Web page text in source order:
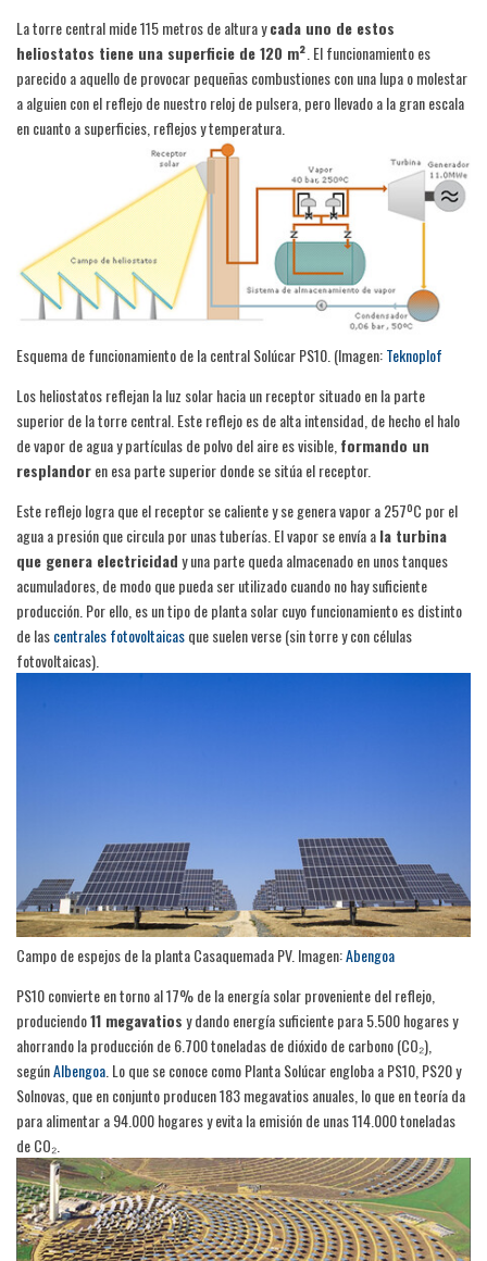
La torre central mide 115 metros de altura ycada uno de estos
heliostatos tiene una superficie de 120 m² . El funcionamiento es
parecido a aquello de provocar pequeñas combustiones con una lupa o molestar
a alguien con el reflejo de nuestro reloj de pulsera, pero llevado a la gran escala
en cuanto a superficies, reflejos y temperatura.
Esquema de funcionamiento de la central Solúcar PS10. (Imagen:Teknoplof
Los heliostatos reflejan la luz solar hacia un receptor situado en la parte
superior de la torre central. Este reflejo es de alta intensidad, de hecho el halo
de vapor de agua y partículas de polvo del aire es visible, formando un
resplandoren esa parte superior donde se sitúa el receptor.
Este reflejo logra que el receptor se caliente y se genera vapor a 257ºC por el
agua a presión que circula por unas tuberías. El vapor se envía ala turbina
que genera electricidady una parte queda almacenado en unos tanques
acumuladores, de modo que pueda ser utilizado cuando no hay suficiente
producción. Por ello, es un tipo de planta solar cuyo funcionamiento es distinto
de lascentrales fotovoltaicasque suelen verse (sin torre y con células
fotovoltaicas).
Campo de espejos de la planta Casaquemada PV. Imagen:Abengoa
PS10 convierte en torno al 17% de la energía solar proveniente del reflejo,
produciendo11 megavatiosy dando energía suficiente para 5.500 hogares y
ahorrando la producción de 6.700 toneladas de dióxido de carbono (CO₂),
segúnAlbengoa . Lo que se conoce como Planta Solúcar engloba a PS10, PS20 y
Solnovas, que en conjunto producen 183 megavatios anuales, lo que en teoría da
para alimentar a 94.000 hogares y evita la emisión de unas 114.000 toneladas
de CO₂.